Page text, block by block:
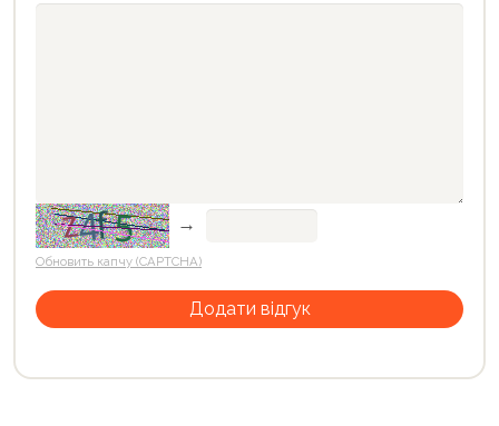
→
Обновить капчу (CAPTCHA)